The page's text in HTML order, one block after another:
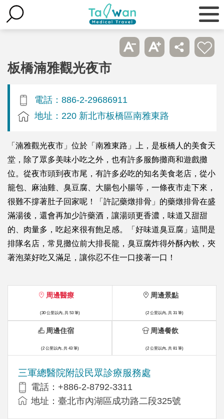
板橋湳雅觀光夜市
電話：886-2-29686911
地址：220 新北市板橋區南雅東路
「湳雅觀光夜市」位於「南雅東路」上，是板橋人的美食天
堂，除了眾多美味小吃之外，也有許多服飾攤商和遊戲攤
位。從夜市頭到夜市尾，有許多必吃的知名美食老店，從小
籠包、麻油雞、臭豆腐、大腸包小腸等，一條夜市走下來，
很難不撐著肚子回家呢！「許記藥燉排骨」的藥燉排骨在盛
滿湯後，還會再加少許藥酒，讓湯頭更香濃，味道又甜甜
的、肉量多，吃起來很有飽足感。「好味道臭豆腐」這間是
排隊名店，常見攤位前大排長龍，臭豆腐炸得外酥內軟，夾
著泡菜好吃又滿足，讓你忍不住一口接著一口！
周邊醫療
(30 公里以內, 共 53 筆)
三軍總醫院附設民眾診療服務處
電話：+886-2-8792-3311
地址：臺北市內湖區成功路二段325號
周邊景點
(2 公里以內, 共 31 筆)
周邊住宿
(2 公里以內, 共 43 筆)
周邊餐飲
(2 公里以內, 共 81 筆)